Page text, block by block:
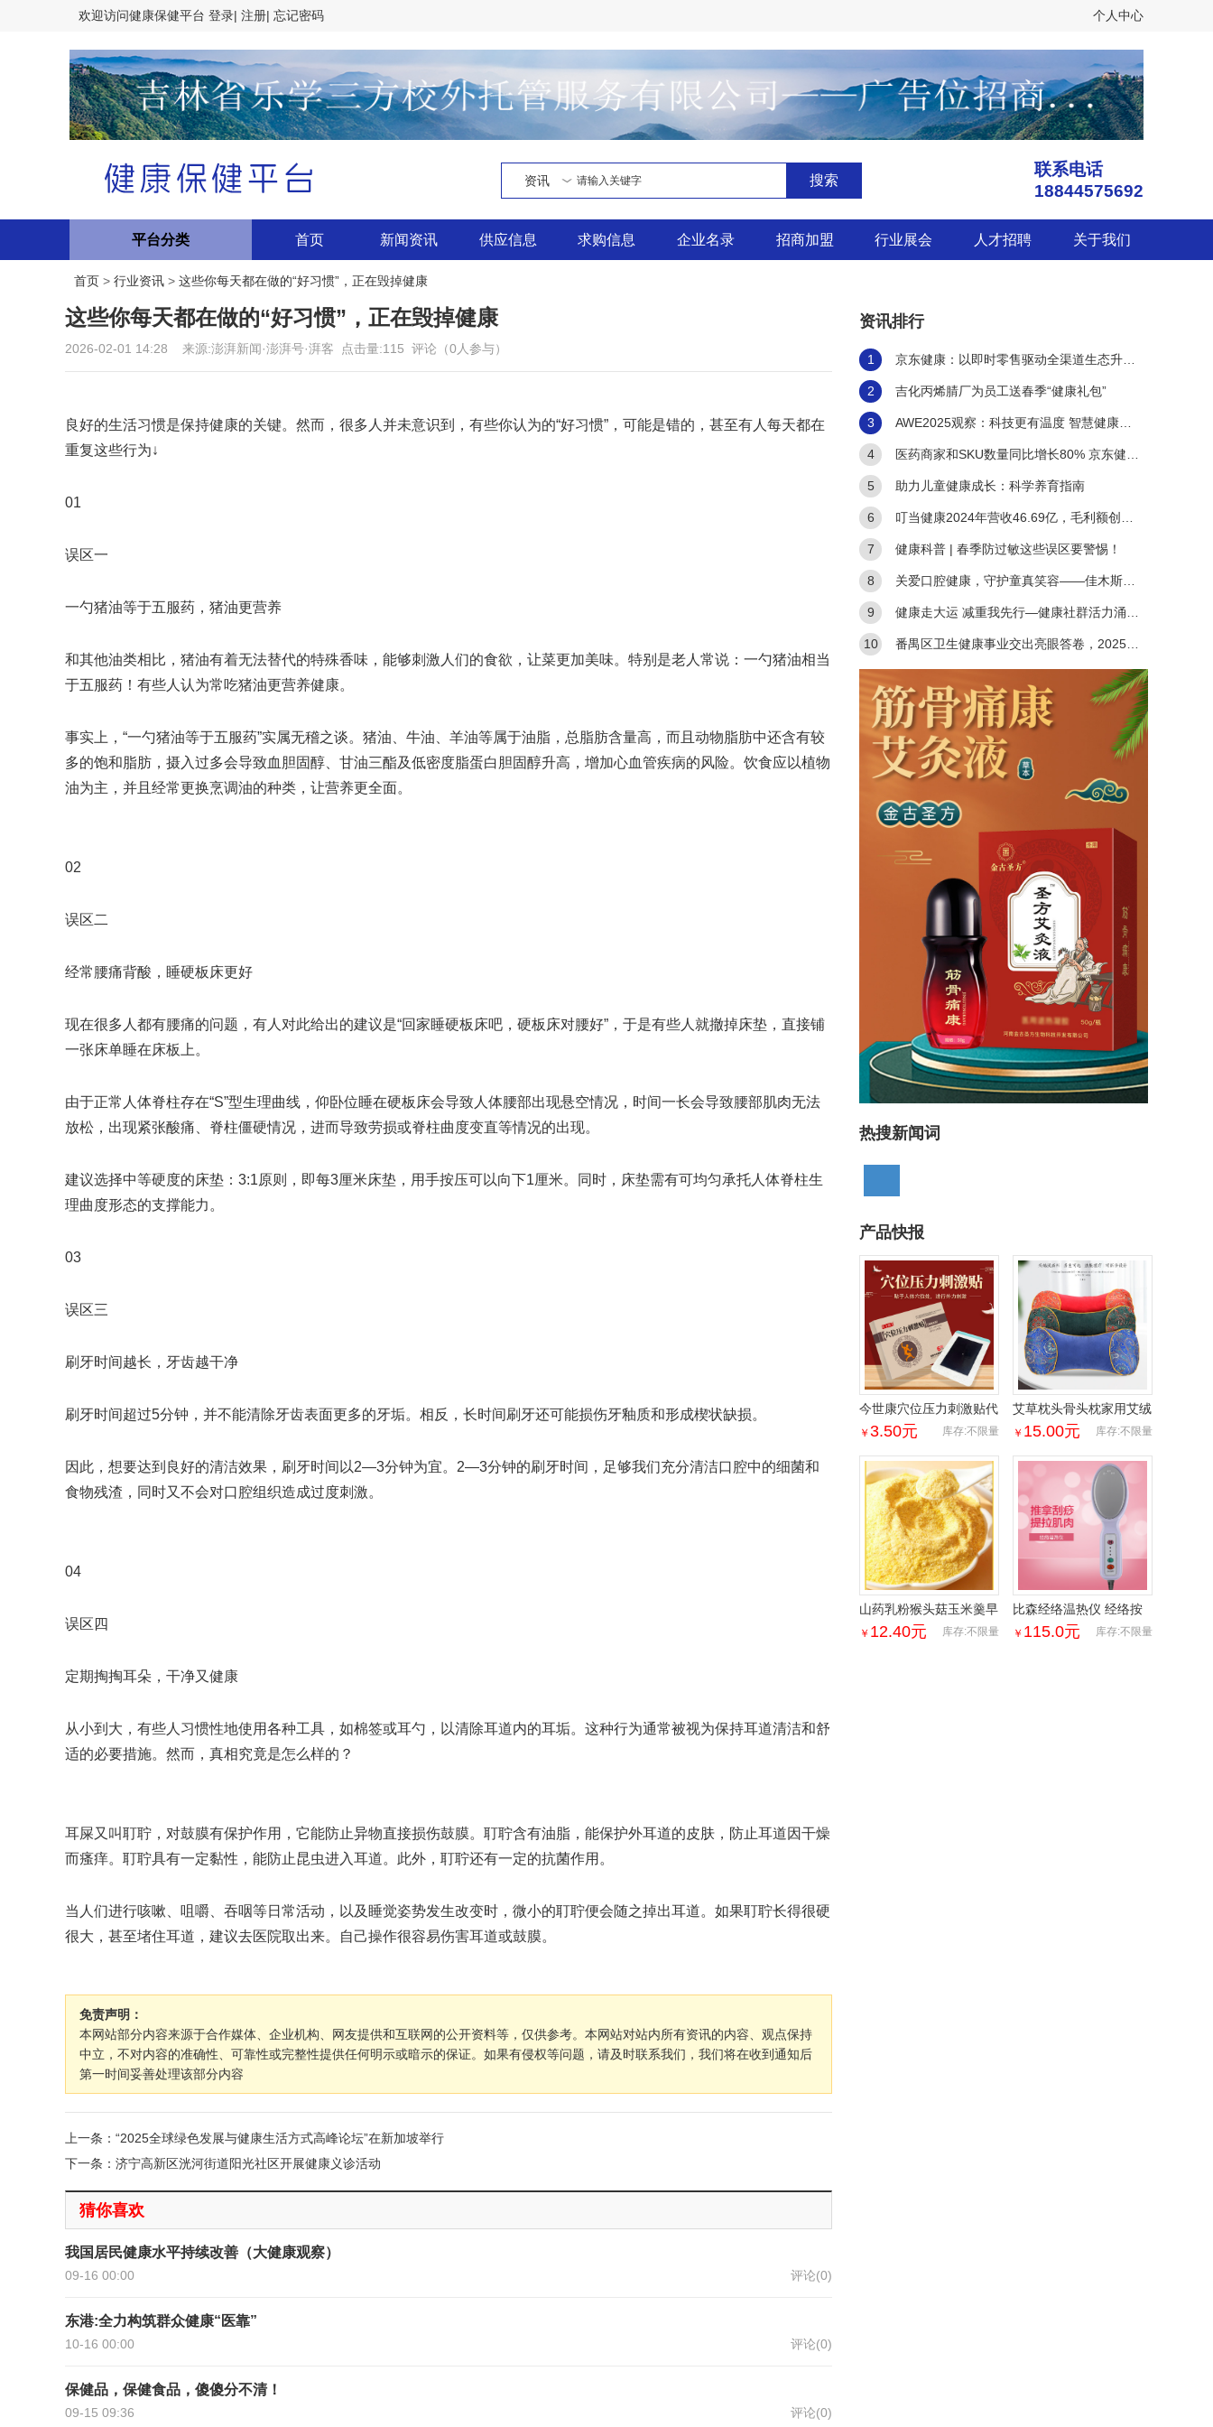
欢迎访问健康保健平台 登录| 注册| 忘记密码 个人中心
资讯 搜索
联系电话
18844575692
平台分类 首页 新闻资讯 供应信息 求购信息 企业名录 招商加盟 行业展会 人才招聘 关于我们
首页 > 行业资讯 > 这些你每天都在做的“好习惯”，正在毁掉健康
这些你每天都在做的“好习惯”，正在毁掉健康
2026-02-01 14:28 来源:澎湃新闻·澎湃号·湃客 点击量:115 评论（0人参与）
良好的生活习惯是保持健康的关键。然而，很多人并未意识到，有些你认为的“好习惯”，可能是错的，甚至有人每天都在
重复这些行为↓
01
误区一
一勺猪油等于五服药，猪油更营养
和其他油类相比，猪油有着无法替代的特殊香味，能够刺激人们的食欲，让菜更加美味。特别是老人常说：一勺猪油相当
于五服药！有些人认为常吃猪油更营养健康。
事实上，“一勺猪油等于五服药”实属无稽之谈。猪油、牛油、羊油等属于油脂，总脂肪含量高，而且动物脂肪中还含有较
多的饱和脂肪，摄入过多会导致血胆固醇、甘油三酯及低密度脂蛋白胆固醇升高，增加心血管疾病的风险。饮食应以植物
油为主，并且经常更换烹调油的种类，让营养更全面。
02
误区二
经常腰痛背酸，睡硬板床更好
现在很多人都有腰痛的问题，有人对此给出的建议是“回家睡硬板床吧，硬板床对腰好”，于是有些人就撤掉床垫，直接铺
一张床单睡在床板上。
由于正常人体脊柱存在“S”型生理曲线，仰卧位睡在硬板床会导致人体腰部出现悬空情况，时间一长会导致腰部肌肉无法
放松，出现紧张酸痛、脊柱僵硬情况，进而导致劳损或脊柱曲度变直等情况的出现。
建议选择中等硬度的床垫：3:1原则，即每3厘米床垫，用手按压可以向下1厘米。同时，床垫需有可均匀承托人体脊柱生
理曲度形态的支撑能力。
03
误区三
刷牙时间越长，牙齿越干净
刷牙时间超过5分钟，并不能清除牙齿表面更多的牙垢。相反，长时间刷牙还可能损伤牙釉质和形成楔状缺损。
因此，想要达到良好的清洁效果，刷牙时间以2—3分钟为宜。2—3分钟的刷牙时间，足够我们充分清洁口腔中的细菌和
食物残渣，同时又不会对口腔组织造成过度刺激。
04
误区四
定期掏掏耳朵，干净又健康
从小到大，有些人习惯性地使用各种工具，如棉签或耳勺，以清除耳道内的耳垢。这种行为通常被视为保持耳道清洁和舒
适的必要措施。然而，真相究竟是怎么样的？
耳屎又叫耵聍，对鼓膜有保护作用，它能防止异物直接损伤鼓膜。耵聍含有油脂，能保护外耳道的皮肤，防止耳道因干燥
而瘙痒。耵聍具有一定黏性，能防止昆虫进入耳道。此外，耵聍还有一定的抗菌作用。
当人们进行咳嗽、咀嚼、吞咽等日常活动，以及睡觉姿势发生改变时，微小的耵聍便会随之掉出耳道。如果耵聍长得很硬
很大，甚至堵住耳道，建议去医院取出来。自己操作很容易伤害耳道或鼓膜。
免责声明：
本网站部分内容来源于合作媒体、企业机构、网友提供和互联网的公开资料等，仅供参考。本网站对站内所有资讯的内容、观点保持
中立，不对内容的准确性、可靠性或完整性提供任何明示或暗示的保证。如果有侵权等问题，请及时联系我们，我们将在收到通知后
第一时间妥善处理该部分内容
上一条：“2025全球绿色发展与健康生活方式高峰论坛”在新加坡举行
下一条：济宁高新区洸河街道阳光社区开展健康义诊活动
猜你喜欢
我国居民健康水平持续改善（大健康观察）
09-16 00:00 评论(0)
东港:全力构筑群众健康“医靠”
10-16 00:00 评论(0)
保健品，保健食品，傻傻分不清！
09-15 09:36 评论(0)
资讯排行
1 京东健康：以即时零售驱动全渠道生态升
级，构建医药健康服务新范式
2 吉化丙烯腈厂为员工送春季“健康礼包”
3 AWE2025观察：科技更有温度 智慧健康的
生活图景正展开
4 医药商家和SKU数量同比增长80% 京东健康
持续巩固医药电商领先地位
5 助力儿童健康成长：科学养育指南
6 叮当健康2024年营收46.69亿，毛利额创新
高达15.38亿
7 健康科普 | 春季防过敏这些误区要警惕！
8 关爱口腔健康，守护童真笑容——佳木斯市
口腔病防治院“世界口腔健康日”公益活动暨“中国牙
城”惠民举措
9 健康走大运 减重我先行—健康社群活力涌动
千年大运河
10 番禺区卫生健康事业交出亮眼答卷，2025年
热搜新闻词
产品快报
今世康穴位压力刺激贴代
加工腰颈肩周保健贴肘膝
￥ 3.50元 库存:不限量
艾草枕头骨头枕家用艾绒
枕头肩颈枕可拆洗艾灸颈
￥ 15.00元 库存:不限量
山药乳粉猴头菇玉米羹早
餐饱腹营养粉糊冲饮即食
￥ 12.40元 库存:不限量
比森经络温热仪 经络按
摩推拿刮痧肌肉肩颈放松
￥ 115.0元 库存:不限量